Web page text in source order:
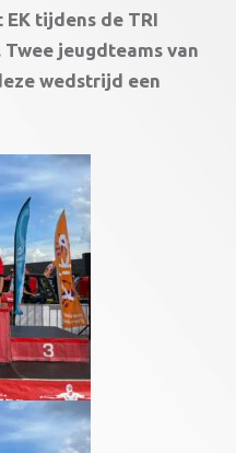
tijdens de TRI
jeugdteams van
wedstrijd een